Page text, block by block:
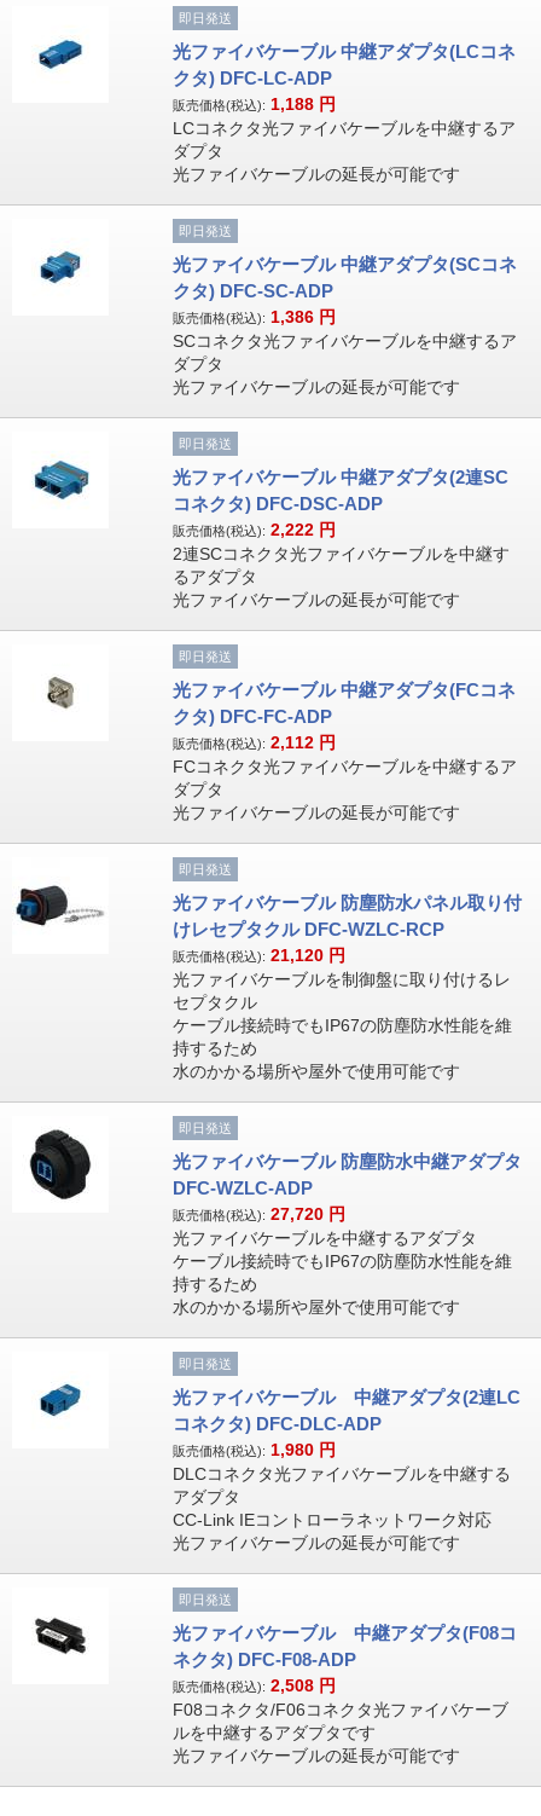
即日発送
光ファイバケーブル 中継アダプタ(LCコネ
クタ) DFC-LC-ADP
販売価格(税込): 1,188 円
LCコネクタ光ファイバケーブルを中継するア
ダプタ
光ファイバケーブルの延長が可能です
即日発送
光ファイバケーブル 中継アダプタ(SCコネ
クタ) DFC-SC-ADP
販売価格(税込): 1,386 円
SCコネクタ光ファイバケーブルを中継するア
ダプタ
光ファイバケーブルの延長が可能です
即日発送
光ファイバケーブル 中継アダプタ(2連SC
コネクタ) DFC-DSC-ADP
販売価格(税込): 2,222 円
2連SCコネクタ光ファイバケーブルを中継す
るアダプタ
光ファイバケーブルの延長が可能です
即日発送
光ファイバケーブル 中継アダプタ(FCコネ
クタ) DFC-FC-ADP
販売価格(税込): 2,112 円
FCコネクタ光ファイバケーブルを中継するア
ダプタ
光ファイバケーブルの延長が可能です
即日発送
光ファイバケーブル 防塵防水パネル取り付
けレセプタクル DFC-WZLC-RCP
販売価格(税込): 21,120 円
光ファイバケーブルを制御盤に取り付けるレ
セプタクル
ケーブル接続時でもIP67の防塵防水性能を維
持するため
水のかかる場所や屋外で使用可能です
即日発送
光ファイバケーブル 防塵防水中継アダプタ
DFC-WZLC-ADP
販売価格(税込): 27,720 円
光ファイバケーブルを中継するアダプタ
ケーブル接続時でもIP67の防塵防水性能を維
持するため
水のかかる場所や屋外で使用可能です
即日発送
光ファイバケーブル 中継アダプタ(2連LC
コネクタ) DFC-DLC-ADP
販売価格(税込): 1,980 円
DLCコネクタ光ファイバケーブルを中継する
アダプタ
CC-Link IEコントローラネットワーク対応
光ファイバケーブルの延長が可能です
即日発送
光ファイバケーブル 中継アダプタ(F08コ
ネクタ) DFC-F08-ADP
販売価格(税込): 2,508 円
F08コネクタ/F06コネクタ光ファイバケーブ
ルを中継するアダプタです
光ファイバケーブルの延長が可能です